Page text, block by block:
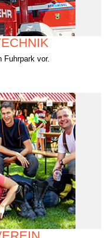
Fuhrpark vor.